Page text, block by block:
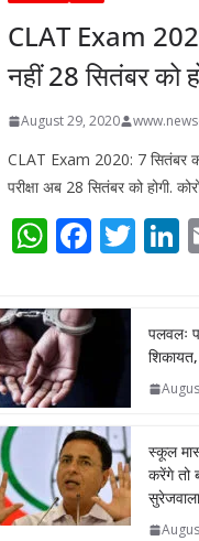
CLAT Exam
नहीं 28 सितंबर को
August 29, 2020
CLAT Exam 2020: 7 सितंबर
परीक्षा अब 28 सितंबर को होगी.
W
at
s
A
p
p
F
e
b
o
k
T
er e
n
पलवलः
स्कूल
करेंगे तो
सुरेजवाला